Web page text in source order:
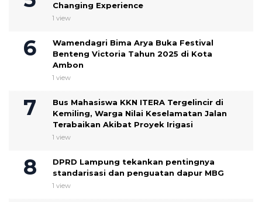
Changing Experience
1 view
Wamendagri Bima Arya Buka Festival
Benteng Victoria Tahun 2025 di Kota
Ambon
1 view
Bus Mahasiswa KKN ITERA Tergelincir di
Kemiling, Warga Nilai Keselamatan Jalan
Terabaikan Akibat Proyek Irigasi
1 view
DPRD Lampung tekankan pentingnya
standarisasi dan penguatan dapur MBG
1 view